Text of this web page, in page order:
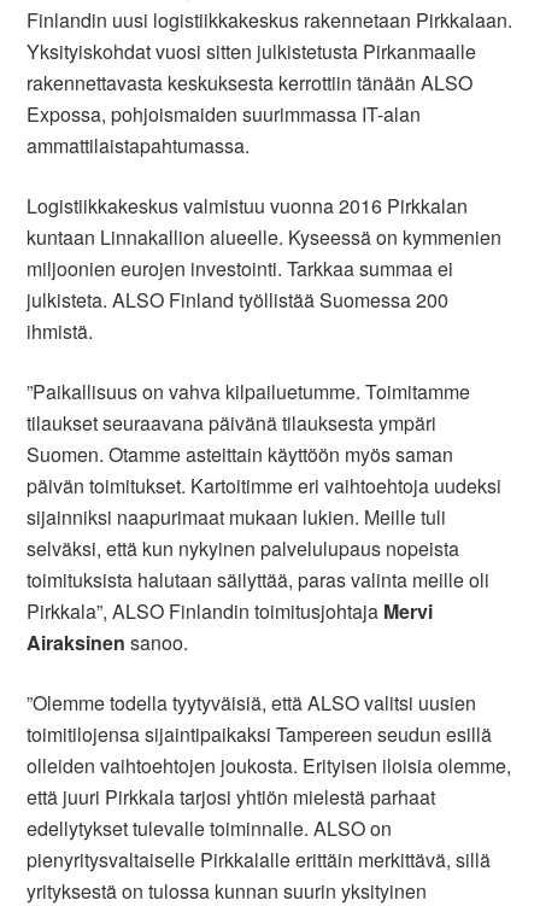
Finlandin uusi logistiikkakeskus rakennetaan Pirkkalaan.
Yksityiskohdat vuosi sitten julkistetusta Pirkanmaalle
rakennettavasta keskuksesta kerrottiin tänään ALSO
Expossa, pohjoismaiden suurimmassa IT-alan
ammattilaistapahtumassa.
Logistiikkakeskus valmistuu vuonna 2016 Pirkkalan
kuntaan Linnakallion alueelle. Kyseessä on kymmenien
miljoonien eurojen investointi. Tarkkaa summaa ei
julkisteta. ALSO Finland työllistää Suomessa 200
ihmistä.
”Paikallisuus on vahva kilpailuetumme. Toimitamme
tilaukset seuraavana päivänä tilauksesta ympäri
Suomen. Otamme asteittain käyttöön myös saman
päivän toimitukset. Kartoitimme eri vaihtoehtoja uudeksi
sijainniksi naapurimaat mukaan lukien. Meille tuli
selväksi, että kun nykyinen palvelulupaus nopeista
toimituksista halutaan säilyttää, paras valinta meille oli
Pirkkala”, ALSO Finlandin toimitusjohtaja Mervi
Airaksinensanoo.
”Olemme todella tyytyväisiä, että ALSO valitsi uusien
toimitilojensa sijaintipaikaksi Tampereen seudun esillä
olleiden vaihtoehtojen joukosta. Erityisen iloisia olemme,
että juuri Pirkkala tarjosi yhtiön mielestä parhaat
edellytykset tulevalle toiminnalle. ALSO on
pienyritysvaltaiselle Pirkkalalle erittäin merkittävä, sillä
yrityksestä on tulossa kunnan suurin yksityinen